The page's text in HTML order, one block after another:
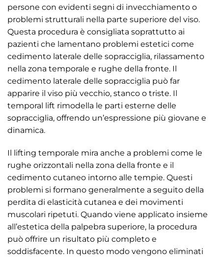
persone con evidenti segni di invecchiamento o
problemi strutturali nella parte superiore del viso.
Questa procedura è consigliata soprattutto ai
pazienti che lamentano problemi estetici come
cedimento laterale delle sopracciglia, rilassamento
nella zona temporale e rughe della fronte. Il
cedimento laterale delle sopracciglia può far
apparire il viso più vecchio, stanco o triste. Il
temporal lift rimodella le parti esterne delle
sopracciglia, offrendo un’espressione più giovane e
dinamica.
Il lifting temporale mira anche a problemi come le
rughe orizzontali nella zona della fronte e il
cedimento cutaneo intorno alle tempie. Questi
problemi si formano generalmente a seguito della
perdita di elasticità cutanea e dei movimenti
muscolari ripetuti. Quando viene applicato insieme
all’estetica della palpebra superiore, la procedura
può offrire un risultato più completo e
soddisfacente. In questo modo vengono eliminati